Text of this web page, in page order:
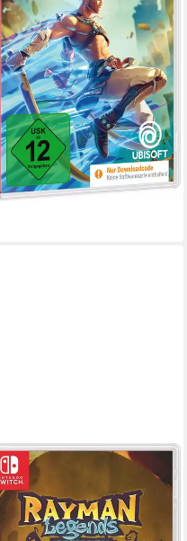
-20%
lieferbar - in 2-3 Werktagen bei dir